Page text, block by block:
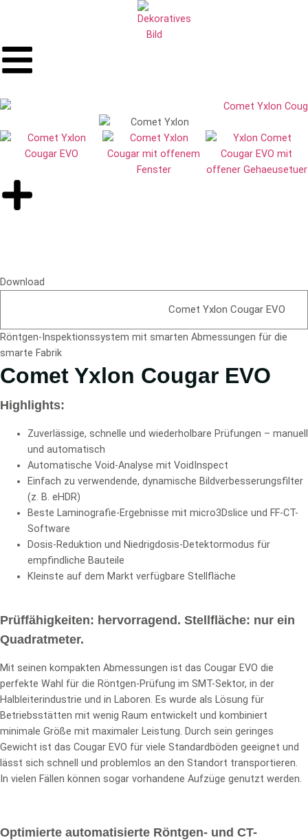
Download
Comet Yxlon Cougar EVO
Röntgen-Inspektionssystem mit smarten Abmessungen für die
smarte Fabrik
Comet Yxlon Cougar EVO
Highlights:
Zuverlässige, schnelle und wiederholbare Prüfungen – manuell
und automatisch
Automatische Void-Analyse mit VoidInspect
Einfach zu verwendende, dynamische Bildverbesserungsfilter
(z. B. eHDR)
Beste Laminografie-Ergebnisse mit micro3Dslice und FF-CT-
Software
Dosis-Reduktion und Niedrigdosis-Detektormodus für
empfindliche Bauteile
Kleinste auf dem Markt verfügbare Stellfläche
Prüffähigkeiten: hervorragend. Stellfläche: nur ein
Quadratmeter.
Mit seinen kompakten Abmessungen ist das Cougar EVO die
perfekte Wahl für die Röntgen-Prüfung im SMT-Sektor, in der
Halbleiterindustrie und in Laboren. Es wurde als Lösung für
Betriebsstätten mit wenig Raum entwickelt und kombiniert
minimale Größe mit maximaler Leistung. Durch sein geringes
Gewicht ist das Cougar EVO für viele Standardböden geeignet und
lässt sich schnell und problemlos an den Standort transportieren.
In vielen Fällen können sogar vorhandene Aufzüge genutzt werden.
Optimierte automatisierte Röntgen- und CT-